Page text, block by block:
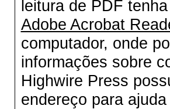
leitura de PDF
Adobe Acrobat
computador, onde
informações sobre
Highwire Press
endereço para ajuda